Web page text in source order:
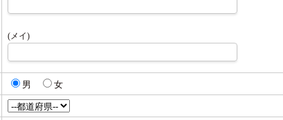
(メイ)
男 女